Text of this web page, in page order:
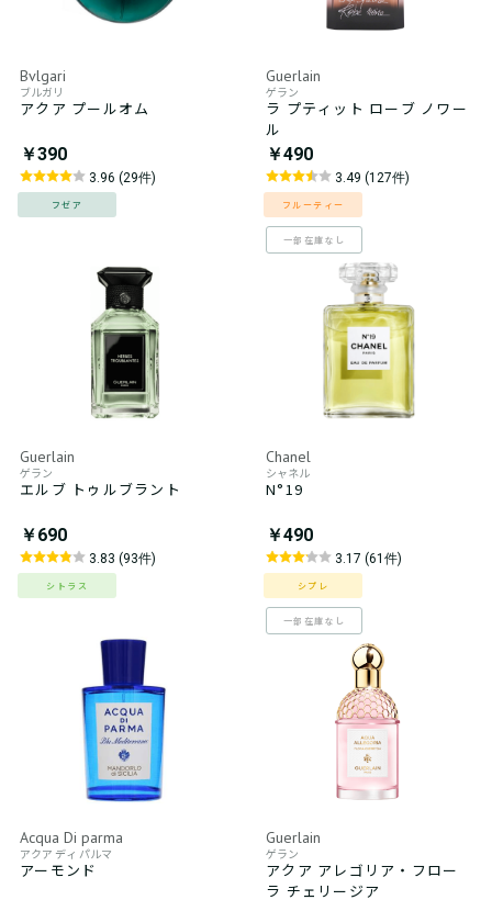
Bvlgari
ブルガリ
アクア プールオム
￥390
3.96 (29件)
フゼア
Guerlain
ゲラン
ラ プティット ローブ ノワー
ル
￥490
3.49 (127件)
フルーティー
一部在庫なし
Guerlain
ゲラン
エルブ トゥルブラント
￥690
3.83 (93件)
シトラス
Chanel
シャネル
N°19
￥490
3.17 (61件)
シプレ
一部在庫なし
Acqua Di parma
アクア ディ パルマ
アーモンド
Guerlain
ゲラン
アクア アレゴリア・フロー
ラ チェリージア